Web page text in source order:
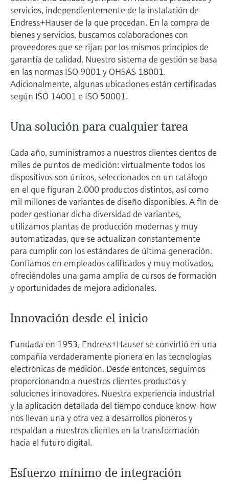
Visor de dispositivos
Encuentre información y documentación
específicas sobre los productos.
Buscador de repuestos
Encuentre repuestos por raíz del producto,
código de pedido o número de serie
electromecánico
Medición de nivel por barrera de
microondas
Level measurement with pressure
Ver todos
Medición mediante transmisión de
microondas
Memosens technology
Ver todos
la transparencia de los procesos
para una toma de decisiones más
sólida y fundamentada
servicios, independientemente de la instalación de
Endress+Hauser de la que procedan. En la compra de
bienes y servicios, buscamos colaboraciones con
proveedores que se rijan por los mismos principios de
garantía de calidad. Nuestro sistema de gestión se basa
en las normas ISO 9001 y OHSAS 18001.
Adicionalmente, algunas ubicaciones están certificadas
según ISO 14001 e ISO 50001.
Una solución para cualquier tarea
Cada año, suministramos a nuestros clientes cientos de
miles de puntos de medición: virtualmente todos los
dispositivos son únicos, seleccionados en un catálogo
en el que figuran 2.000 productos distintos, así como
mil millones de variantes de diseño disponibles. A fin de
poder gestionar dicha diversidad de variantes,
utilizamos plantas de producción modernas y muy
automatizadas, que se actualizan constantemente
para cumplir con los estándares de última generación.
Confiamos en empleados calificados y muy motivados,
ofreciéndoles una gama amplia de cursos de formación
y oportunidades de mejora adicionales.
Innovación desde el inicio
Fundada en 1953, Endress+Hauser se convirtió en una
compañía verdaderamente pionera en las tecnologías
electrónicas de medición. Desde entonces, seguimos
proporcionando a nuestros clientes productos y
soluciones innovadores. Nuestra experiencia industrial
y la aplicación detallada del tiempo conduce know-how
nos llevan una y otra vez a desarrollos pioneros y
respaldan a nuestros clientes en la transformación
hacia el futuro digital.
Esfuerzo mínimo de integración